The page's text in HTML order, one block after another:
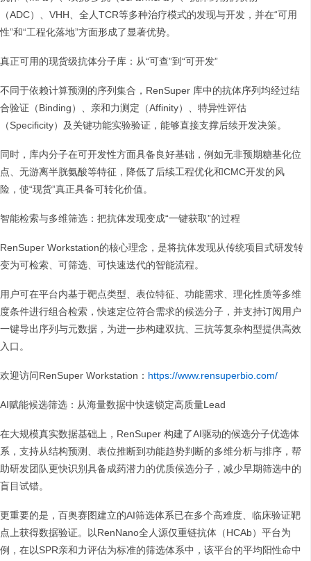
（ADC）、VHH、全人TCR等多种治疗模式的发现与开发，并在“可用
性”和“工程化落地”方面形成了显著优势。
真正可用的现货级抗体分子库：从“可查”到“可开发”
不同于依赖计算预测的序列集合，RenSuper 库中的抗体序列均经过结
合验证（Binding）、亲和力测定（Affinity）、特异性评估
（Specificity）及关键功能实验验证，能够直接支撑后续开发决策。
同时，库内分子在可开发性方面具备良好基础，例如无非预期糖基化位
点、无游离半胱氨酸等特征，降低了后续工程优化和CMC开发的风
险，使“现货”真正具备可转化价值。
智能检索与多维筛选：把抗体发现变成“一键获取”的过程
RenSuper Workstation的核心理念，是将抗体发现从传统项目式研发转
变为可检索、可筛选、可快速迭代的智能流程。
用户可在平台内基于靶点类型、表位特征、功能需求、理化性质等多维
度条件进行组合检索，快速定位符合需求的候选分子，并支持订阅用户
一键导出序列与元数据，为进一步构建双抗、三抗等复杂构型提供高效
入口。
欢迎访问RenSuper Workstation： https://www.rensuperbio.com/
AI赋能候选筛选：从海量数据中快速锁定高质量Lead
在大规模真实数据基础上，RenSuper 构建了AI驱动的候选分子优选体
系，支持从结构预测、表位推断到功能趋势判断的多维分析与排序，帮
助研发团队更快识别具备成药潜力的优质候选分子，减少早期筛选中的
盲目试错。
更重要的是，百奥赛图建立的AI筛选体系已在多个高难度、临床验证靶
点上获得数据验证。以RenNano全人源仅重链抗体（HCAb）平台为
例，在以SPR亲和力评估为标准的筛选体系中，该平台的平均阳性命中